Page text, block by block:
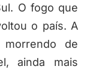
O fogo que
o país. A
de
ainda mais